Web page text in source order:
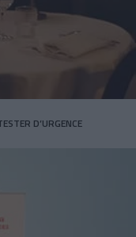
D’URGENCE